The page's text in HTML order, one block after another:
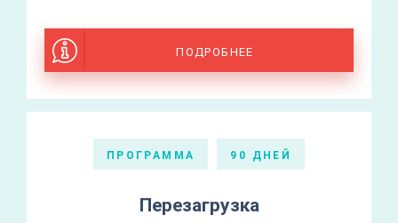
ПОДРОБНЕЕ
ПРОГРАММА 90 ДНЕЙ
Перезагрузка